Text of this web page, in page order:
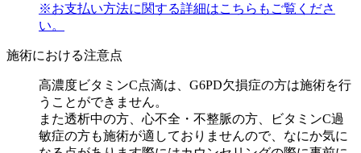
※お支払い方法に関する詳細はこちらもご覧くださ
い。
施術における注意点
高濃度ビタミンC点滴は、G6PD欠損症の方は施術を行
うことができません。
また透析中の方、心不全・不整脈の方、ビタミンC過
敏症の方も施術が適しておりませんので、なにか気に